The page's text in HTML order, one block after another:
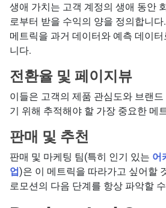
생애 가치는 고객 계정의 생애 동안
로부터 받을 수익의 양을 정의합니
메트릭을 과거 데이터와 예측 데이
니다.
전환율 및 페이지뷰
이들은 고객의 제품 관심도와 브랜
기 위해 추적해야 할 가장 중요한 메
판매 및 추천
판매 및 마케팅 팀(특히 인기 있는 어
업)은 이 메트릭을 따라가고 싶어할
로모션의 다음 단계를 항상 파악할